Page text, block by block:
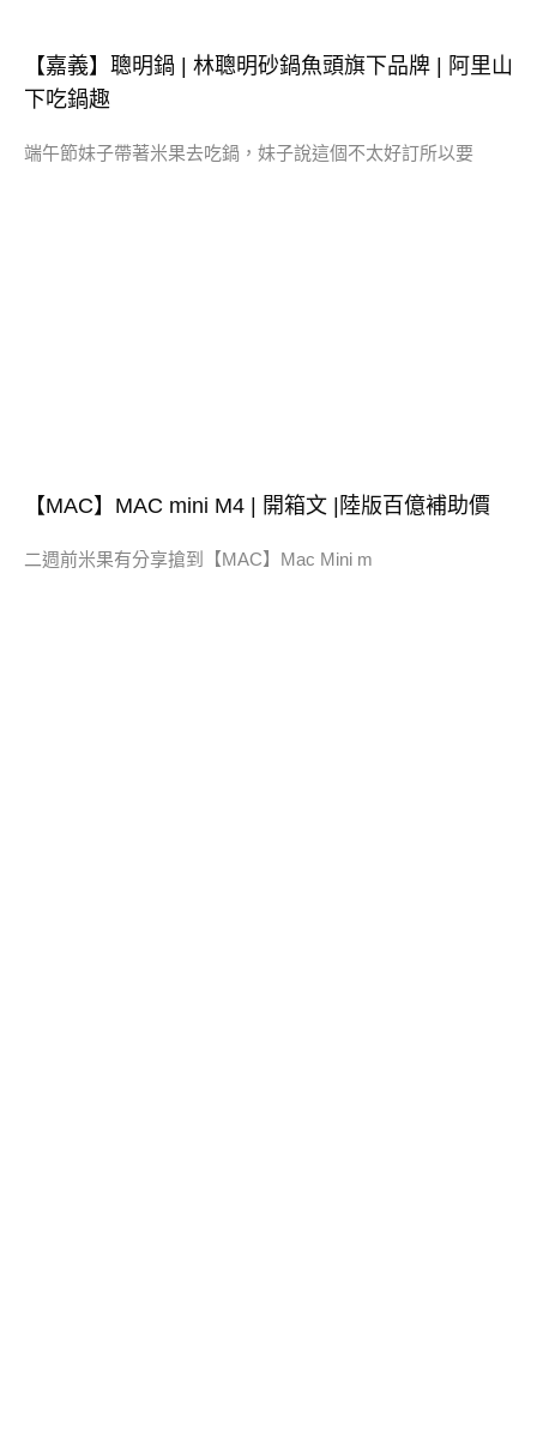
【嘉義】聰明鍋 | 林聰明砂鍋魚頭旗下品牌 | 阿里山
下吃鍋趣
端午節妹子帶著米果去吃鍋，妹子說這個不太好訂所以要
【MAC】MAC mini M4 | 開箱文 |陸版百億補助價
二週前米果有分享搶到【MAC】Mac Mini m